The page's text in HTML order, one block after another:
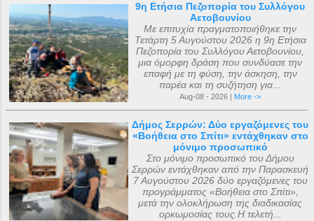
9η Ετήσια Πεζοπορία του Συλλόγου
Αετοβουνίου
Με επιτυχία πραγματοποιήθηκε την
Τετάρτη 5 Αυγούστου 2026 η 9η Ετήσια
Πεζοπορία του Συλλόγου Αετοβουνίου,
μια όμορφη δράση που συνδύασε την
επαφή με τη φύση, την άσκηση, την
παρέα και τη συζήτηση για...
Aug-08 - 2026 | More ->
Δήμος Σερρών: Δύο εργαζόμενες του
«Βοήθεια στο Σπίτι» εντάχθηκαν στο
μόνιμο προσωπικό
Στο μόνιμο προσωπικό του Δήμου
Σερρών εντάχθηκαν από την Παρασκευή
7 Αυγούστου 2026 δύο εργαζόμενες του
προγράμματος «Βοήθεια στο Σπίτι»,
μετά την ολοκλήρωση της διαδικασίας
ορκωμοσίας τους.Η τελετή...